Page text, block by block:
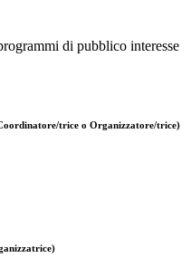
di pubblico interesse
trice o Organizzatore/trice)